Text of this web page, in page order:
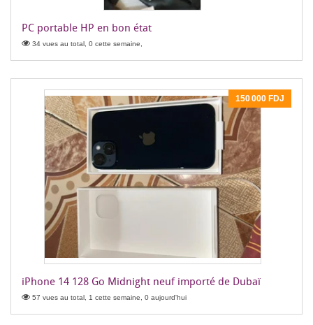
PC portable HP en bon état
34 vues au total, 0 cette semaine,
150 000 FDJ
iPhone 14 128 Go Midnight neuf importé de Dubaï
57 vues au total, 1 cette semaine, 0 aujourd'hui